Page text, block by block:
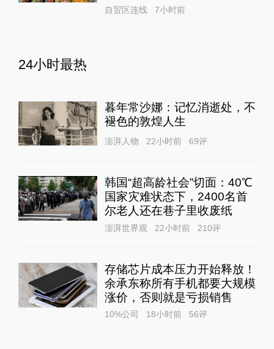
自贸区连线 7小时前
24小时最热
暮年常沙娜：记忆消逝处，不
褪色的敦煌人生
澎湃人物 22小时前 69评
韩国“超高龄社会”切面：40℃
国家灾难状态下，2400名首
尔老人还在巷子里收废纸
澎湃世界观 22小时前 210评
存储芯片成本压力开始释放！
余承东称所有手机都要大规模
涨价，否则就是亏损销售
10%公司 18小时前 56评